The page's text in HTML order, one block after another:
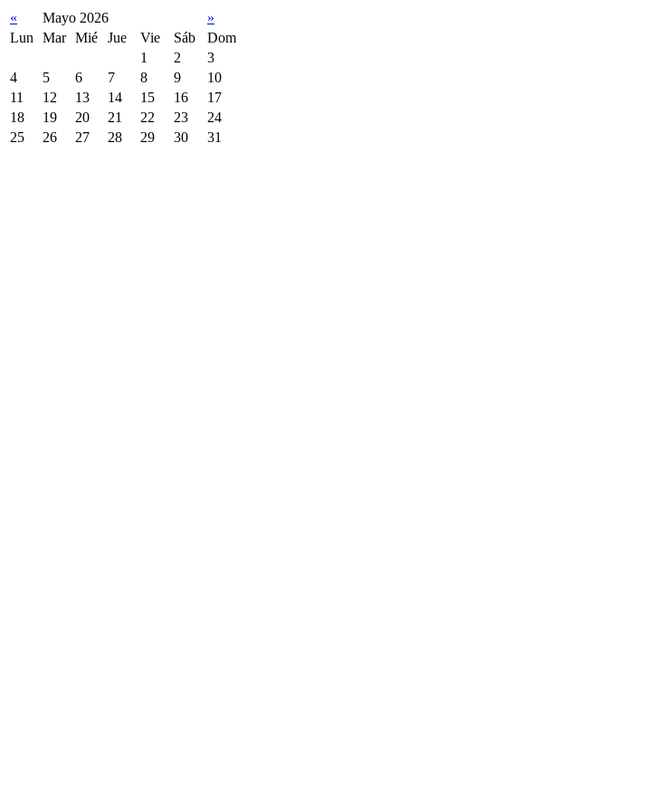
« Mayo 2026
»
Lun
Mar Mié Jue Vie Sáb
Dom
1
2
3
4
5 6 7 8 9
10
11
12 13 14 15 16
17
18
19 20 21 22 23
24
25
26 27 28 29 30 31